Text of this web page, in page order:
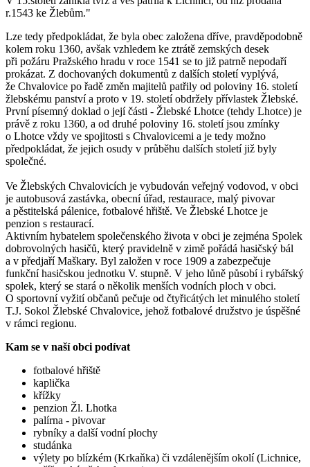
r.1543 ke Žlebům."
Lze tedy předpokládat, že byla obec založena dříve, pravděpodobně
kolem roku 1360, avšak vzhledem ke ztrátě zemských desek
při požáru Pražského hradu v roce 1541 se to již patrně nepodaří
prokázat. Z dochovaných dokumentů z dalších století vyplývá,
že Chvalovice po řadě změn majitelů patřily od poloviny 16. století
žlebskému panství a proto v 19. století obdržely přívlastek Žlebské.
První písemný doklad o její části - Žlebské Lhotce (tehdy Lhotce) je
právě z roku 1360, a od druhé poloviny 16. století jsou zmínky
o Lhotce vždy ve spojitosti s Chvalovicemi a je tedy možno
předpokládat, že jejich osudy v průběhu dalších století již byly
společné.
Ve Žlebských Chvalovicích je vybudován veřejný vodovod, v obci
je autobusová zastávka, obecní úřad, restaurace, malý pivovar
a pěstitelská pálenice, fotbalové hřiště. Ve Žlebské Lhotce je
penzion s restaurací.
Aktivním hybatelem společenského života v obci je zejména Spolek
dobrovolných hasičů, který pravidelně v zimě pořádá hasičský bál
a v předjaří Maškary. Byl založen v roce 1909 a zabezpečuje
funkční hasičskou jednotku V. stupně. V jeho lůně působí i rybářský
spolek, který se stará o několik menších vodních ploch v obci.
O sportovní vyžití občanů pečuje od čtyřicátých let minulého století
T.J. Sokol Žlebské Chvalovice, jehož fotbalové družstvo je úspěšné
v rámci regionu.
Kam se v naší obci podívat
fotbalové hřiště
kaplička
křížky
penzion Žl. Lhotka
palírna - pivovar
rybníky a další vodní plochy
studánka
výlety po blízkém (Krkaňka) či vzdálenějším okolí (Lichnice,